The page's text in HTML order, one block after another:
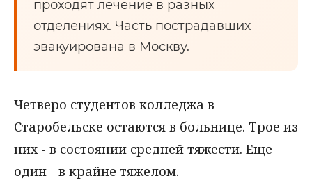
проходят лечение в разных
отделениях. Часть пострадавших
эвакуирована в Москву.
Четверо студентов колледжа в
Старобельске остаются в больнице. Трое из
них - в состоянии средней тяжести. Еще
один - в крайне тяжелом.